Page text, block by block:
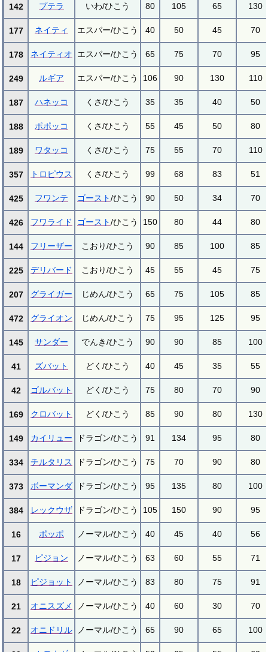
142 プテラ いわ/ひこう 80 105 65 130
177 ネイティ エスパー/ひこう 40 50 45 70
178 ネイティオ エスパー/ひこう 65 75 70 95
249 ルギア エスパー/ひこう 106 90 130 110
187 ハネッコ くさ/ひこう 35 35 40 50
188 ポポッコ くさ/ひこう 55 45 50 80
189 ワタッコ くさ/ひこう 75 55 70 110
357 トロピウス くさ/ひこう 99 68 83 51
425 フワンテ ゴースト/ひこう 90 50 34 70
426 フワライド ゴースト/ひこう 150 80 44 80
144 フリーザー こおり/ひこう 90 85 100 85
225 デリバード こおり/ひこう 45 55 45 75
207 グライガー じめん/ひこう 65 75 105 85
472 グライオン じめん/ひこう 75 95 125 95
145 サンダー でんき/ひこう 90 90 85 100
41 ズバット どく/ひこう 40 45 35 55
42 ゴルバット どく/ひこう 75 80 70 90
169 クロバット どく/ひこう 85 90 80 130
149 カイリュー ドラゴン/ひこう 91 134 95 80
334 チルタリス ドラゴン/ひこう 75 70 90 80
373 ボーマンダ ドラゴン/ひこう 95 135 80 100
384 レックウザ ドラゴン/ひこう 105 150 90 95
16 ポッポ ノーマル/ひこう 40 45 40 56
17 ピジョン ノーマル/ひこう 63 60 55 71
18 ピジョット ノーマル/ひこう 83 80 75 91
21 オニスズメ ノーマル/ひこう 40 60 30 70
22 オニドリル ノーマル/ひこう 65 90 65 100